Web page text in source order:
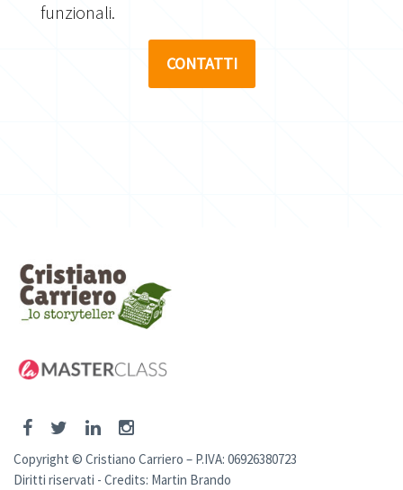
funzionali.
CONTATTI
Copyright © Cristiano Carriero – P.IVA: 06926380723
Diritti riservati - Credits: Martin Brando